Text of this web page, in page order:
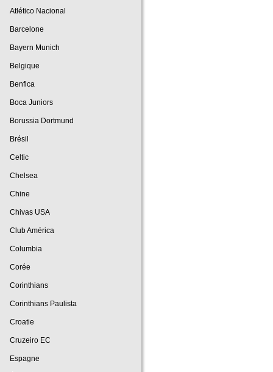
Atlético Nacional
Barcelone
Bayern Munich
Belgique
Benfica
Boca Juniors
Borussia Dortmund
Brésil
Celtic
Chelsea
Chine
Chivas USA
Club América
Columbia
Corée
Corinthians
Corinthians Paulista
Croatie
Cruzeiro EC
Espagne